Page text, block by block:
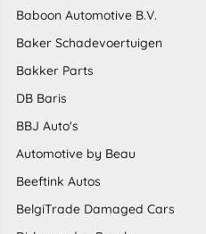
Baboon Automotive B.V.
Baker Schadevoertuigen
Bakker Parts
DB Baris
BBJ Auto's
Automotive by Beau
Beeftink Autos
BelgiTrade Damaged Cars